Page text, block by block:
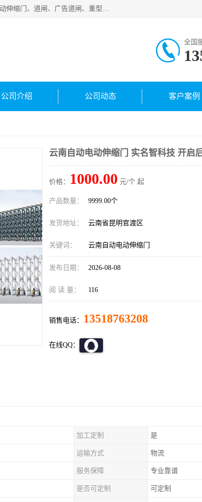
云南实名智科技有限公司是生产、销售、安装为一体的出入口管控设备厂家供应商。主营:电动伸缩门、道闸、广告道闸、重型空降闸、车牌识别、门禁通道、升降柱、岗亭、旗杆等智能设备。主营产品: 电动伸缩门,道闸门禁,车牌识别 生产、销售、安装为一体的出入口管控设备厂家源头供应商。
全国
公司介绍 公司动态 客户案例
云南自动电动伸缩门 实名智科技 开启
价格： 1000.00 元/个 起
产品数量： 9999.00个
发货地址： 云南省昆明官渡区
关键词： 云南自动电动伸缩门
发布日期： 2026-08-08
阅 读 量： 116
销售电话： 13518763208
在线QQ：
加工定制 是
运输方式 物流
服务保障 专业靠谱
是否可定制 可定制